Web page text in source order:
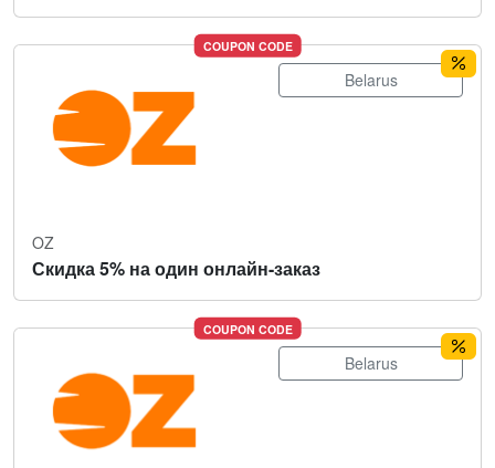
COUPON CODE
Belarus
OZ
Скидка 5% на один онлайн-заказ
COUPON CODE
Belarus